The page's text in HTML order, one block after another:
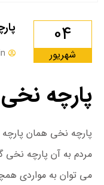
04
شهریور
پارچه نخی
پارچه نخی همان پارچه
مردم به آن پارچه
می توان به مواردی